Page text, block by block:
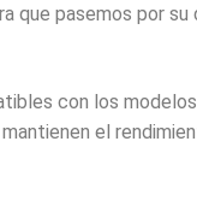
que pasemos por
con los
el